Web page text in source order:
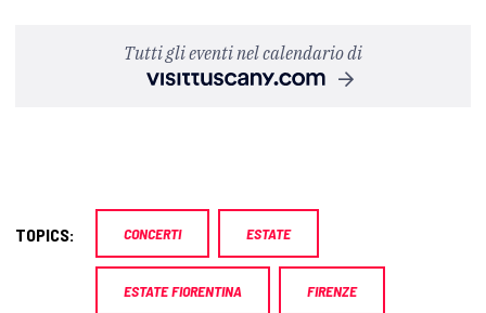
Tutti gli eventi nel calendario di
TOPICS: CONCERTI ESTATE
ESTATE FIORENTINA FIRENZE